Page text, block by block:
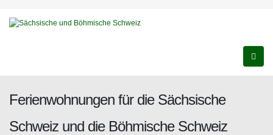
Ferienwohnungen für die Sächsische
Schweiz und die Böhmische Schweiz